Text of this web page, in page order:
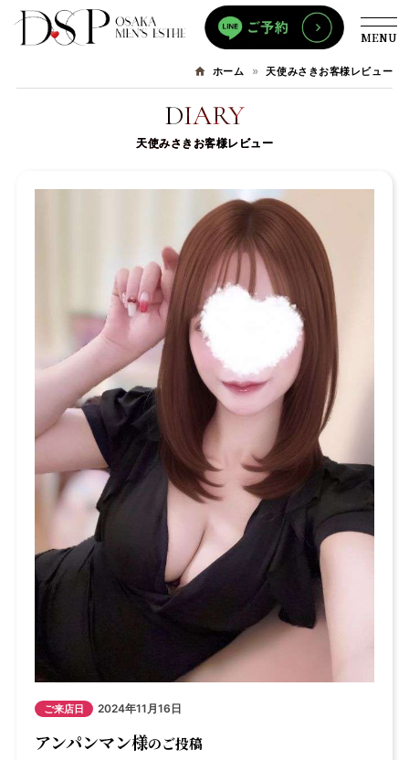
ホーム 天使みさきお客様レビュー
MENU
DIARY
天使みさきお客様レビュー
ご来店日 2024年11月16日
アンパンマン様のご投稿